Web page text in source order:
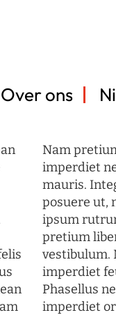
Over ons
Nam
imperdiet
mauris.
posuere ut,
ipsum
pretium
vestibulum.
imperdiet
Phasellus
imperdiet